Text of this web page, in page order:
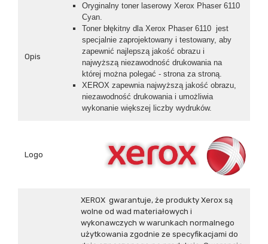
Opis
Oryginalny toner laserowy Xerox Phaser 6110
Cyan.
Toner błękitny dla Xerox Phaser 6110 jest
specjalnie zaprojektowany i testowany, aby
zapewnić najlepszą jakość obrazu i
najwyższą niezawodność drukowania na
której można polegać - strona za stroną.
XEROX zapewnia najwyższą jakość obrazu,
niezawodność drukowania i umożliwia
wykonanie większej liczby wydruków.
Logo
XEROX gwarantuje, że produkty Xerox są
wolne od wad materiałowych i
wykonawczych w warunkach normalnego
użytkowania zgodnie ze specyfikacjami do